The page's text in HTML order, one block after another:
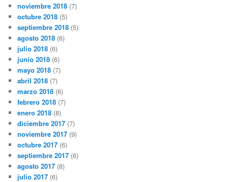
noviembre 2018 (7)
octubre 2018 (5)
septiembre 2018 (5)
agosto 2018 (6)
julio 2018 (6)
junio 2018 (6)
mayo 2018 (7)
abril 2018 (7)
marzo 2018 (6)
febrero 2018 (7)
enero 2018 (8)
diciembre 2017 (7)
noviembre 2017 (9)
octubre 2017 (6)
septiembre 2017 (6)
agosto 2017 (8)
julio 2017 (6)